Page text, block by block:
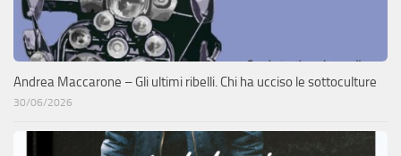
Andrea Maccarone – Gli ultimi ribelli. Chi ha ucciso le sottoculture
30/06/2026